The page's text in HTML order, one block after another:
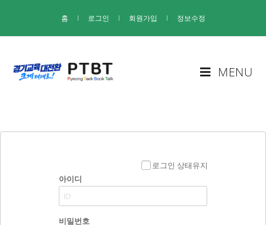
홈 I 로그인 I 회원가입 I 정보수정
MENU
로그인 상태유지
아이디
비밀번호